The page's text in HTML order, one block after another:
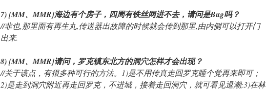
7) [MM、MMR]海边有个房子，四周有铁丝网进不去，请问是Bug吗？
//非也,那里面有再生丸,传送器出故障的时候就会传到那里,由内侧可以打开门
出来.
8) [MM、MMR]请问，罗克镇东北方的洞穴怎样才会出现？
//关于该点，有很多种可行的方法。1)是不用传真走回罗克睡个觉再来即可；
2)是走到洞穴附近再走回罗克，不进城，接着走回洞穴，就可看见退潮;3)在林